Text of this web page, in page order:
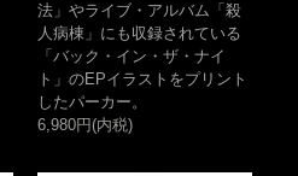
法」やライブ・アルバム「殺
人病棟」にも収録されている
「バック・イン・ザ・ナイ
ト」のEPイラストをプリント
したパーカー。
6,980円(内税)